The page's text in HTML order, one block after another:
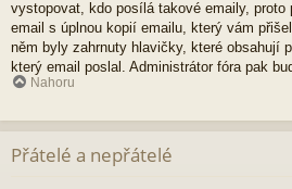
vystopovat, kdo posílá takové emaily, proto
email s úplnou kopií emailu, který vám
něm byly zahrnuty hlavičky, které obsahují
který email poslal. Administrátor fóra pak
Nahoru
Přátelé a nepřátelé